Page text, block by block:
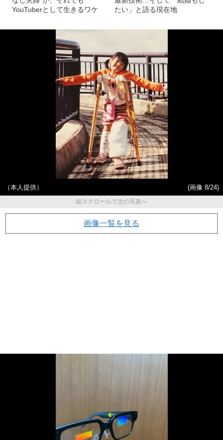
YouTuberとして生きるワケ
たい」と語る現在地
（本人提供）
(画像 8/24)
縦スクロールで次の写真へ
画像一覧を見る